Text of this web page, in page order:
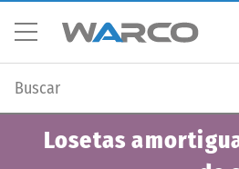
Losetas